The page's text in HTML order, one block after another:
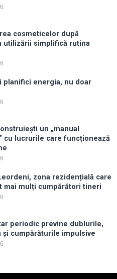
cosmeticelor după
utilizării simplifică rutina
planifici energia, nu doar
un „manual
cu lucrurile care funcționează
zona rezidențială care
mai mulți cumpărători tineri
periodic previne dublurile,
și cumpărăturile impulsive